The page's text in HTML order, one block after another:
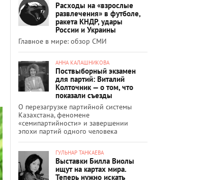
Расходы на «взрослые
развлечения» в футболе,
ракета КНДР, удары
России и Украины
Главное в мире: обзор СМИ
АННА КАЛАШНИКОВА
Поствыборный экзамен
для партий: Виталий
Колточник — о том, что
показали съезды
О перезагрузке партийной системы
Казахстана, феномене
«семипартийности» и завершении
эпохи партий одного человека
ГУЛЬНАР ТАНКАЕВА
Выставки Билла Виолы
ищут на картах мира.
Теперь нужно искать